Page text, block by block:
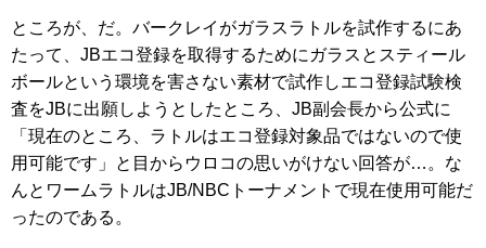
ところが、だ。バークレイがガラスラトルを試作するにあ
たって、JBエコ登録を取得するためにガラスとスティール
ボールという環境を害さない素材で試作しエコ登録試験検
査をJBに出願しようとしたところ、JB副会長から公式に
「現在のところ、ラトルはエコ登録対象品ではないので使
用可能です」と目からウロコの思いがけない回答が…。な
んとワームラトルはJB/NBCトーナメントで現在使用可能だ
ったのである。